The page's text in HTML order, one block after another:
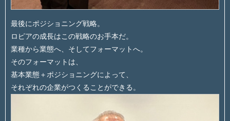
最後にポジショニング戦略。
ロピアの成長はこの戦略のお手本だ。
業種から業態へ、そしてフォーマットへ。
そのフォーマットは、
基本業態＋ポジショニングによって、
それぞれの企業がつくることができる。